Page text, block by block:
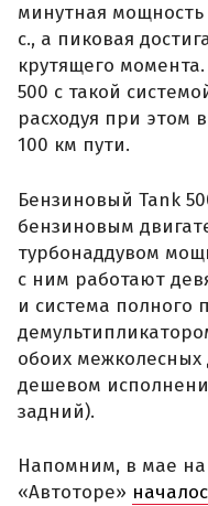
минутная мощность
с., а пиковая
крутящего
500 с такой
расходуя при этом
100 км пути.
Бензиновый Tank
бензиновым
турбонаддувом
с ним работают
и система полного
обоих
дешевом
задний).
Напомним, в мае
«Автоторе»